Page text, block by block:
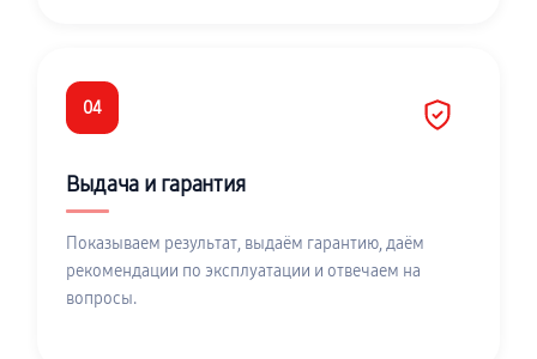
04
Выдача и гарантия
Показываем результат, выдаём гарантию, даём
рекомендации по эксплуатации и отвечаем на
вопросы.